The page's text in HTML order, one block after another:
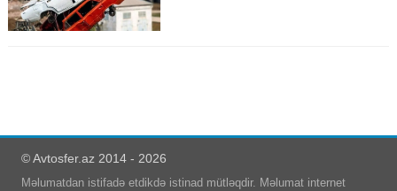
© Avtosfer.az 2014 - 2026
Məlumatdan istifadə etdikdə istinad mütləqdir. Məlumat internet